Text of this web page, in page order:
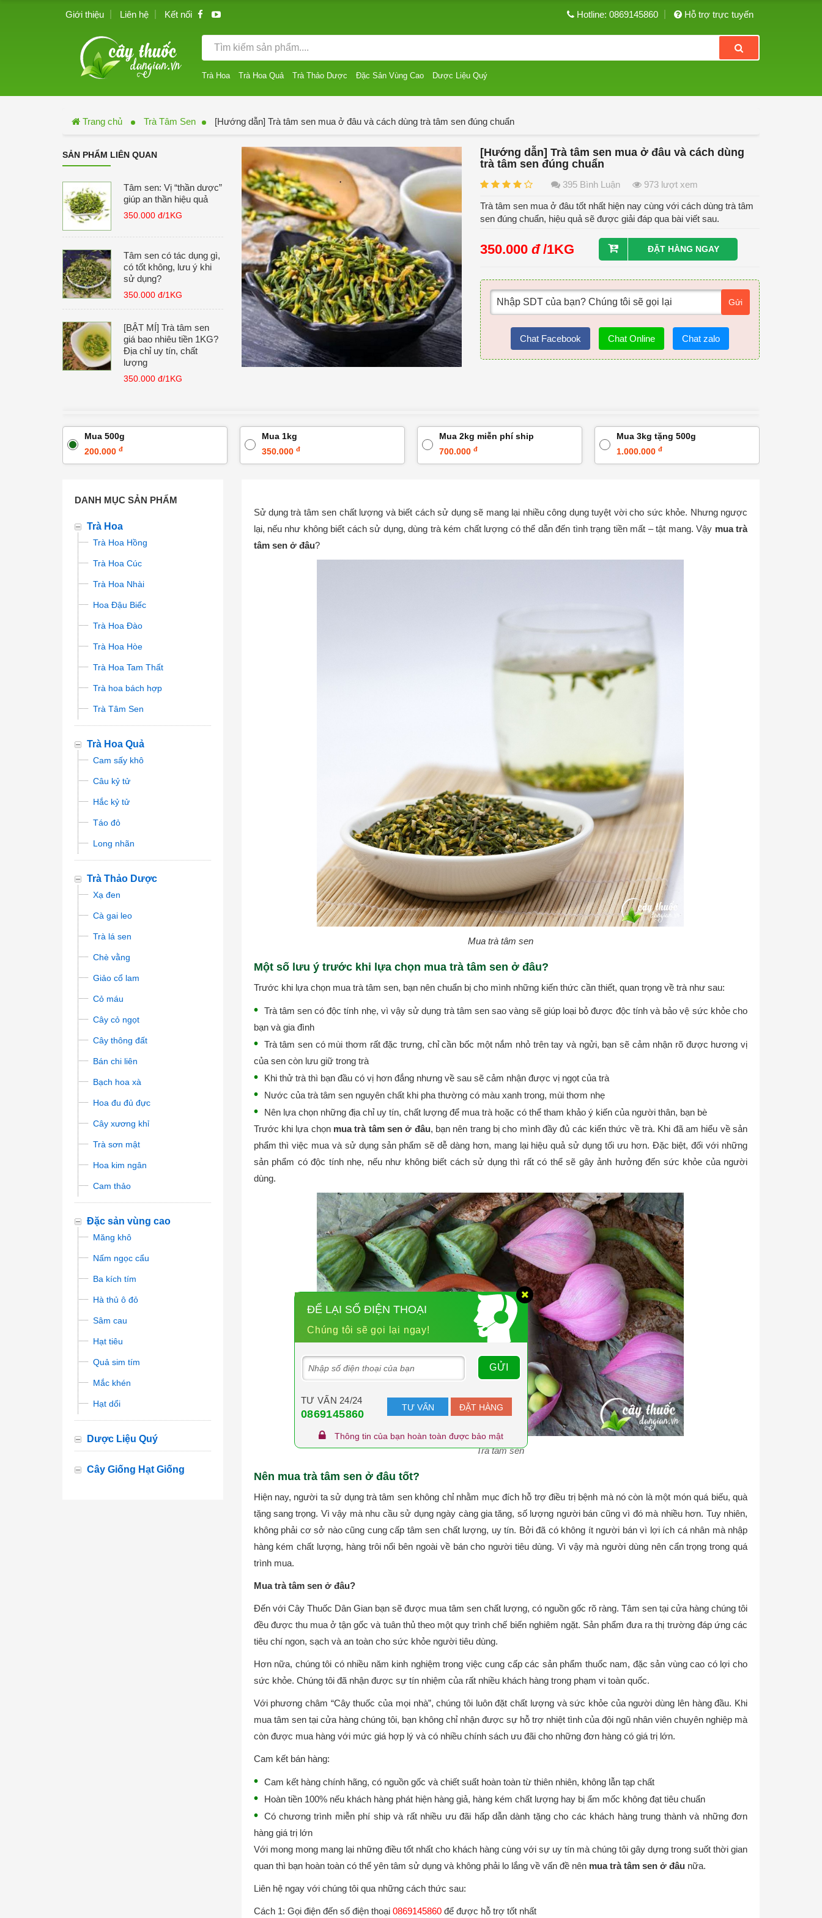
Giới thiệu Liên hệ Kết nối Hotline: 0869145860 Hỗ trợ trực tuyến
Trà Hoa Trà Hoa Quả Trà Thảo Dược Đặc Sản Vùng Cao Dược Liệu Quý
Trang chủ Trà Tâm Sen [Hướng dẫn] Trà tâm sen mua ở đâu và cách dùng trà tâm sen đúng chuẩn
SẢN PHẨM LIÊN QUAN
Tâm sen: Vị “thần dược”
giúp an thần hiệu quả
350.000 đ/1KG
Tâm sen có tác dụng gì,
có tốt không, lưu ý khi
sử dụng?
350.000 đ/1KG
[BẬT MÍ] Trà tâm sen
giá bao nhiêu tiền 1KG?
Địa chỉ uy tín, chất
lượng
350.000 đ/1KG
[Hướng dẫn] Trà tâm sen mua ở đâu và cách dùng
trà tâm sen đúng chuẩn
395 Bình Luận 973 lượt xem
Trà tâm sen mua ở đâu tốt nhất hiện nay cùng với cách dùng trà tâm
sen đúng chuẩn, hiệu quả sẽ được giải đáp qua bài viết sau.
350.000 đ /1KG ĐẶT HÀNG NGAY
Gửi
Chat Facebook Chat Online Chat zalo
Mua 500g
200.000 đ
Mua 1kg
350.000 đ
Mua 2kg miễn phí ship
700.000 đ
Mua 3kg tặng 500g
1.000.000 đ
DANH MỤC SẢN PHẨM
Trà Hoa
Trà Hoa Hồng
Trà Hoa Cúc
Trà Hoa Nhài
Hoa Đậu Biếc
Trà Hoa Đào
Trà Hoa Hòe
Trà Hoa Tam Thất
Trà hoa bách hợp
Trà Tâm Sen
Trà Hoa Quả
Cam sấy khô
Câu kỷ tử
Hắc kỷ tử
Táo đỏ
Long nhãn
Trà Thảo Dược
Xạ đen
Cà gai leo
Trà lá sen
Chè vằng
Giảo cổ lam
Cỏ máu
Cây cỏ ngọt
Cây thông đất
Bán chi liên
Bạch hoa xà
Hoa đu đủ đực
Cây xương khỉ
Trà sơn mật
Hoa kim ngân
Cam thảo
Đặc sản vùng cao
Măng khô
Nấm ngọc cẩu
Ba kích tím
Hà thủ ô đỏ
Sâm cau
Hạt tiêu
Quả sim tím
Mắc khén
Hạt dổi
Dược Liệu Quý
Cây Giống Hạt Giống
Sử dụng trà tâm sen chất lượng và biết cách sử dụng sẽ mang lại nhiều công dụng tuyệt vời cho sức khỏe. Nhưng ngược
lại, nếu như không biết cách sử dụng, dùng trà kém chất lượng có thể dẫn đến tình trạng tiền mất – tật mang. Vậy mua trà
tâm sen ở đâu?
Mua trà tâm sen
Một số lưu ý trước khi lựa chọn mua trà tâm sen ở đâu?
Trước khi lựa chọn mua trà tâm sen, bạn nên chuẩn bị cho mình những kiến thức cần thiết, quan trọng về trà như sau:
Trà tâm sen có độc tính nhẹ, vì vậy sử dụng trà tâm sen sao vàng sẽ giúp loại bỏ được độc tính và bảo vệ sức khỏe cho
bạn và gia đình
Trà tâm sen có mùi thơm rất đặc trưng, chỉ cần bốc một nắm nhỏ trên tay và ngửi, bạn sẽ cảm nhận rõ được hương vị
của sen còn lưu giữ trong trà
Khi thử trà thì bạn đầu có vị hơn đắng nhưng về sau sẽ cảm nhận được vị ngọt của trà
Nước của trà tâm sen nguyên chất khi pha thường có màu xanh trong, mùi thơm nhẹ
Nên lựa chọn những địa chỉ uy tín, chất lượng để mua trà hoặc có thể tham khảo ý kiến của người thân, bạn bè
Trước khi lựa chọn mua trà tâm sen ở đâu, bạn nên trang bị cho mình đầy đủ các kiến thức về trà. Khi đã am hiểu về sản
phẩm thì việc mua và sử dụng sản phẩm sẽ dễ dàng hơn, mang lại hiệu quả sử dụng tối ưu hơn. Đặc biệt, đối với những
sản phẩm có độc tính nhẹ, nếu như không biết cách sử dụng thì rất có thể sẽ gây ảnh hưởng đến sức khỏe của người
dùng.
Trà tâm sen
Nên mua trà tâm sen ở đâu tốt?
Hiện nay, người ta sử dụng trà tâm sen không chỉ nhằm mục đích hỗ trợ điều trị bệnh mà nó còn là một món quá biếu, quà
tặng sang trọng. Vì vậy mà nhu cầu sử dụng ngày càng gia tăng, số lượng người bán cũng vì đó mà nhiều hơn. Tuy nhiên,
không phải cơ sở nào cũng cung cấp tâm sen chất lượng, uy tín. Bởi đã có không ít người bán vì lợi ích cá nhân mà nhập
hàng kém chất lượng, hàng trôi nổi bên ngoài về bán cho người tiêu dùng. Vì vậy mà người dùng nên cẩn trọng trong quá
trình mua.
Mua trà tâm sen ở đâu?
Đến với Cây Thuốc Dân Gian bạn sẽ được mua tâm sen chất lượng, có nguồn gốc rõ ràng. Tâm sen tại cửa hàng chúng tôi
đều được thu mua ở tận gốc và tuân thủ theo một quy trình chế biến nghiêm ngặt. Sản phẩm đưa ra thị trường đáp ứng các
tiêu chí ngon, sạch và an toàn cho sức khỏe người tiêu dùng.
Hơn nữa, chúng tôi có nhiều năm kinh nghiệm trong việc cung cấp các sản phẩm thuốc nam, đặc sản vùng cao có lợi cho
sức khỏe. Chúng tôi đã nhận được sự tín nhiệm của rất nhiều khách hàng trong phạm vi toàn quốc.
Với phương châm “Cây thuốc của mọi nhà”, chúng tôi luôn đặt chất lượng và sức khỏe của người dùng lên hàng đầu. Khi
mua tâm sen tại cửa hàng chúng tôi, bạn không chỉ nhận được sự hỗ trợ nhiệt tình của đội ngũ nhân viên chuyên nghiệp mà
còn được mua hàng với mức giá hợp lý và có nhiều chính sách ưu đãi cho những đơn hàng có giá trị lớn.
Cam kết bán hàng:
Cam kết hàng chính hãng, có nguồn gốc và chiết suất hoàn toàn từ thiên nhiên, không lẫn tạp chất
Hoàn tiền 100% nếu khách hàng phát hiện hàng giả, hàng kém chất lượng hay bị ẩm mốc không đạt tiêu chuẩn
Có chương trình miễn phí ship và rất nhiều ưu đãi hấp dẫn dành tặng cho các khách hàng trung thành và những đơn
hàng giá trị lớn
Với mong mong mang lại những điều tốt nhất cho khách hàng cùng với sự uy tín mà chúng tôi gây dựng trong suốt thời gian
quan thì bạn hoàn toàn có thể yên tâm sử dụng và không phải lo lắng về vấn đề nên mua trà tâm sen ở đâunữa.
Liên hệ ngay với chúng tôi qua những cách thức sau:
Cách 1: Gọi điện đến số điện thoại 0869145860để được hỗ trợ tốt nhất
ĐỂ LẠI SỐ ĐIỆN THOẠI
Chúng tôi sẽ gọi lại ngay!
GỬI
TƯ VẤN 24/24
0869145860
TƯ VẤN ĐẶT HÀNG
Thông tin của bạn hoàn toàn được bảo mật